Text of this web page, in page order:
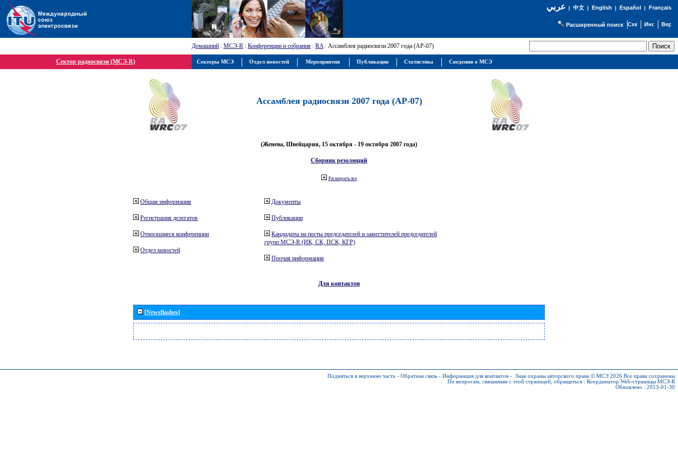
عربي| 中文| English | Español | Français
Расширенный поиск
Домашний : МСЭ-R : Конференции и собрания : RA: Ассамблея радиосвязи 2007 года (АР-07)
Сектор радиосвязи (МСЭ-R)
Ассамблея радиосвязи 2007 года (АР-07)
(Женева, Швейцария, 15 октября - 19 октября 2007 года)
Сборник резолюций
Расширить все
Общая информация
Регистрация делегатов
Относящиеся конференции
Отдел новостей
Документы
Публикации
Кандидаты на посты председателей и заместителей председателей
групп МСЭ-R (ИК, СК, ПСК, КГР)
Прочая информация
Для контактов
[Newsflashes]
Подняться в верхнюю часть - Обратная связь - Информация для контактов - Знак охраны авторского права © МСЭ 2026 Все права сохранены
По вопросам, связанным с этой страницей, обращаться : Координатор Web-страницы МСЭ-R
Обновлено : 2013-01-30
Секторы МСЭ Отдел новостей Мероприятия Публикации Статистика Сведения о МСЭ